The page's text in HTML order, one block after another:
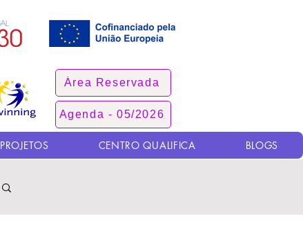
Área Reservada
Agenda - 05/2026
PROJETOS CENTRO QUALIFICA BLOGS